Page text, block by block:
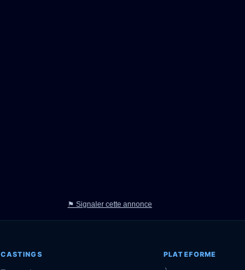
⚑ Signaler cette annonce
CASTINGS PLATEFORME